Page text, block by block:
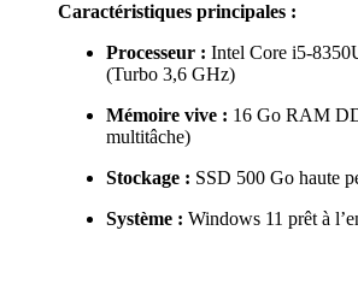
Caractéristiques principales :
Processeur : Intel Core i5-
(Turbo 3,6 GHz)
Mémoire vive : 16 Go RAM
multitâche)
Stockage : SSD 500 Go haute
Système : Windows 11 prêt à